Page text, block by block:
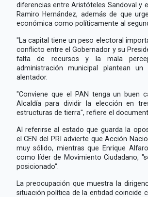
diferencias entre Aristóteles Sandoval y
Ramiro Hernández, además de que
económica como políticamente al
"La capital tiene un peso electoral
conflicto entre el Gobernador y su
falta de recursos y la mala
administración municipal plantean un
alentador.
"Conviene que el PAN tenga un buen
Alcaldía para dividir la elección en
estructuras de tierra", refiere el
Al referirse al estado que guarda la
el CEN del PRI advierte que Acción
muy sólido, mientras que Enrique
como líder de Movimiento Ciudadano,
posicionado".
La preocupación que muestra la
situación política de la entidad coincide